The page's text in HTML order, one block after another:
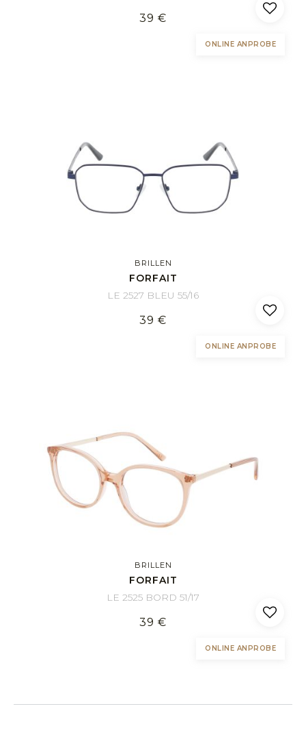
39 €
ONLINE ANPROBE
BRILLEN
FORFAIT
LE 2527 BLEU 55/16
39 €
ONLINE ANPROBE
BRILLEN
FORFAIT
LE 2525 BORD 51/17
39 €
ONLINE ANPROBE